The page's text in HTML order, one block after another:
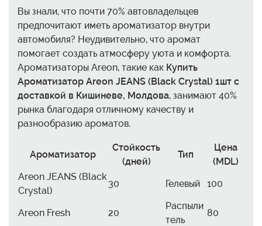
Вы знали, что почти 70% автовладельцев
предпочитают иметь ароматизатор внутри
автомобиля? Неудивительно, что аромат
помогает создать атмосферу уюта и комфорта.
Ароматизаторы Areon, такие как Купить
Ароматизатор Areon JEANS (Black Crystal) 1шт с
доставкой в Кишиневе, Молдова, занимают 40%
рынка благодаря отличному качеству и
разнообразию ароматов.
Ароматизатор
Стойкость
(дней)
Тип
Цена
(MDL)
Areon JEANS (Black
Crystal)
30 Гелевый 100
Areon Fresh 20
Распыли
тель
80